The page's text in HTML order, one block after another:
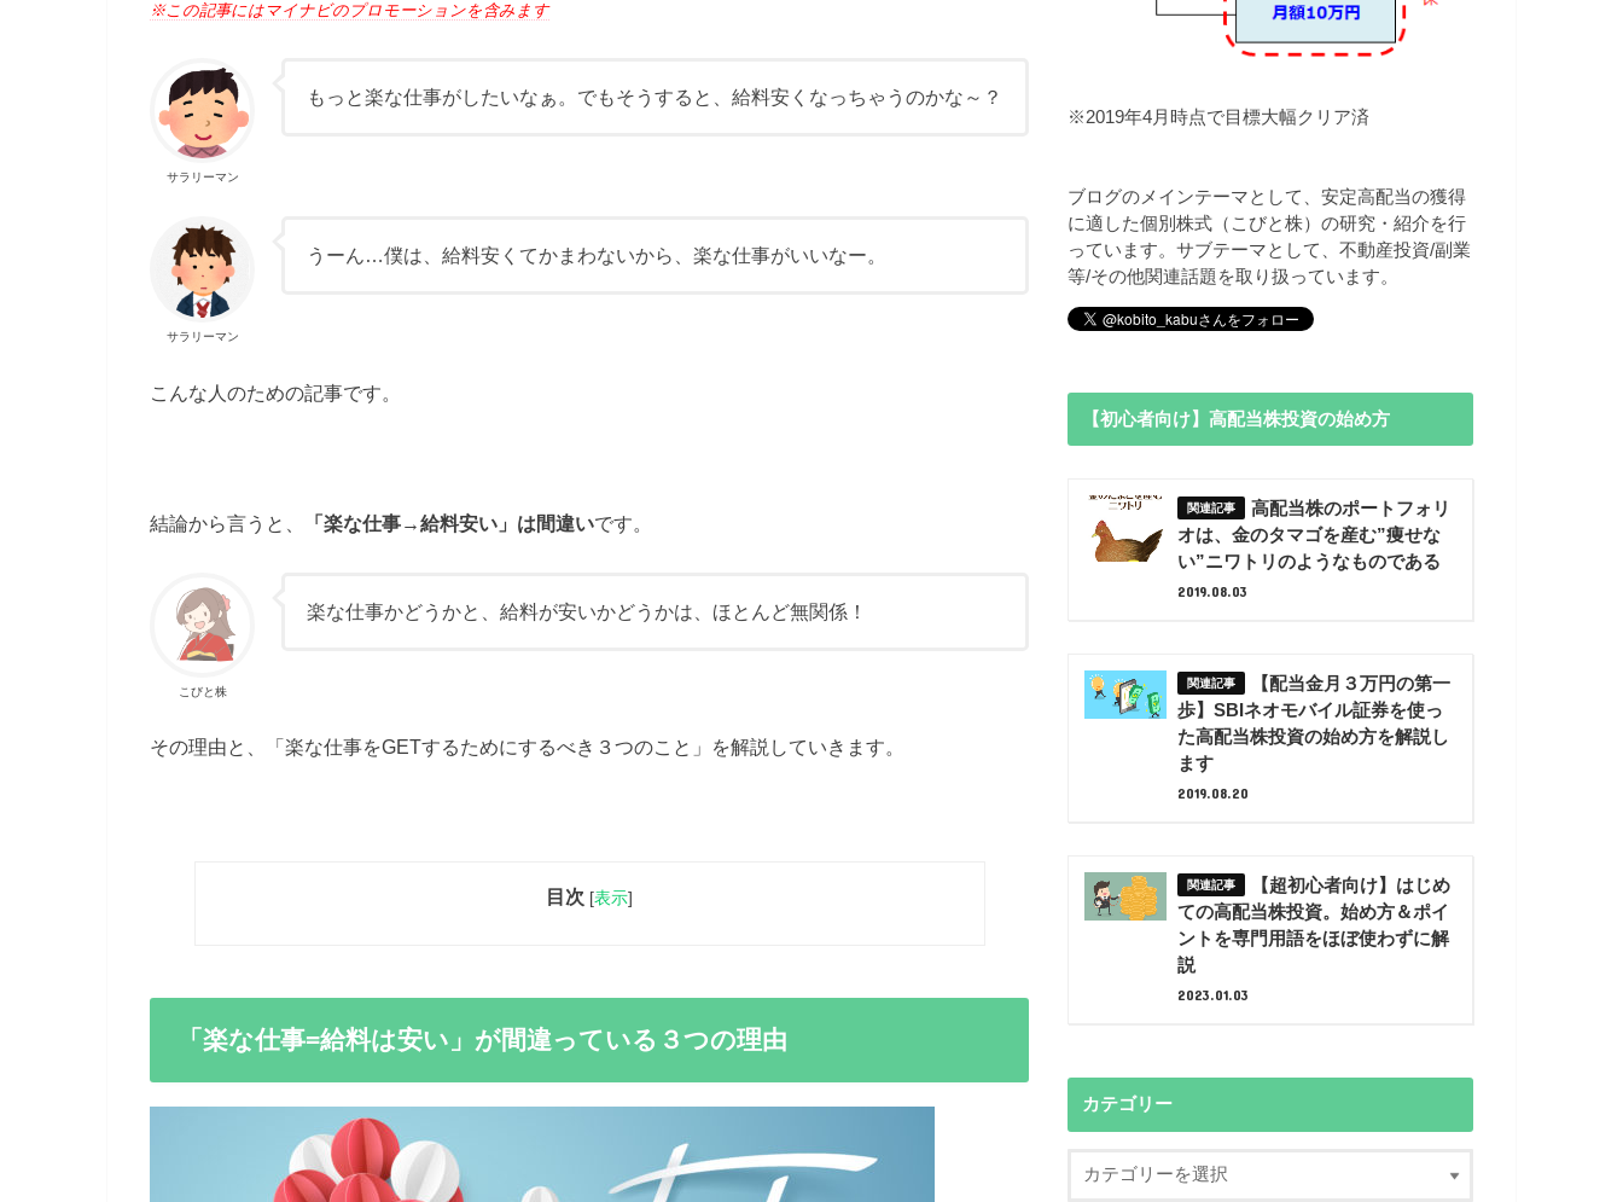
※この記事にはマイナビのプロモーションを含みます
サラリーマン
もっと楽な仕事がしたいなぁ。でもそうすると、給料安くなっちゃうのかな～？
サラリーマン
うーん…僕は、給料安くてかまわないから、楽な仕事がいいなー。
こんな人のための記事です。
結論から言うと、 「楽な仕事→給料安い」は間違いです。
こびと株
楽な仕事かどうかと、給料が安いかどうかは、ほとんど無関係！
その理由と、「楽な仕事をGETするためにするべき３つのこと」を解説していきます。
目次 [表示]
「楽な仕事=給料は安い」が間違っている３つの理由
※2019年4月時点で目標大幅クリア済
ブログのメインテーマとして、安定高配当の獲得
に適した個別株式（こびと株）の研究・紹介を行
っています。サブテーマとして、不動産投資/副業
等/その他関連話題を取り扱っています。
【初心者向け】高配当株投資の始め方
高配当株のポートフォリ
オは、金のタマゴを産む”痩せな
い”ニワトリのようなものである
2019.08.03
【配当金月３万円の第一
歩】SBIネオモバイル証券を使っ
た高配当株投資の始め方を解説し
ます
2019.08.20
【超初心者向け】はじめ
ての高配当株投資。始め方＆ポイ
ントを専門用語をほぼ使わずに解
説
2023.01.03
カテゴリー